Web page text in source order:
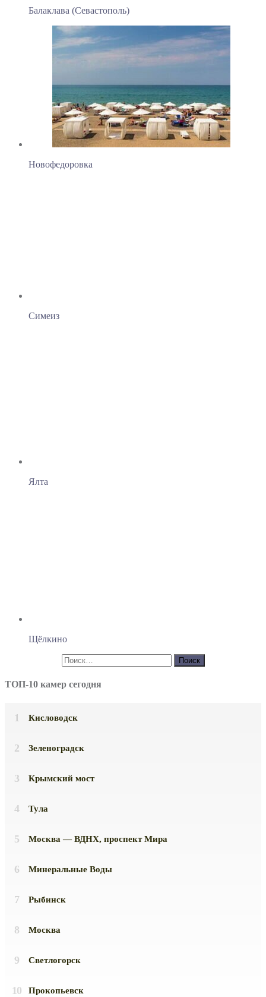
Балаклава (Севастополь)
Новофедоровка
Симеиз
Ялта
Щёлкино
ТОП-10 камер сегодня
Кисловодск
Зеленоградск
Крымский мост
Тула
Москва — ВДНХ, проспект Мира
Минеральные Воды
Рыбинск
Москва
Светлогорск
Прокопьевск